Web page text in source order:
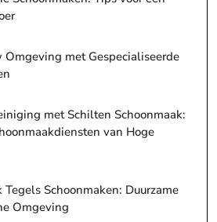
met Gespecialiseerde
met Schilten Schoonmaak:
van Hoge
Schoonmaken: Duurzame
Omgeving